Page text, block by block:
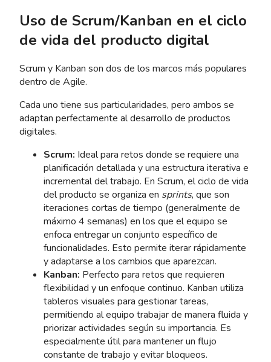
Uso de Scrum/Kanban en el ciclo
de vida del producto digital
Scrum y Kanban son dos de los marcos más populares
dentro de Agile.
Cada uno tiene sus particularidades, pero ambos se
adaptan perfectamente al desarrollo de productos
digitales.
Scrum: Ideal para retos donde se requiere una
planificación detallada y una estructura iterativa e
incremental del trabajo. En Scrum, el ciclo de vida
del producto se organiza en sprints, que son
iteraciones cortas de tiempo (generalmente de
máximo 4 semanas) en los que el equipo se
enfoca entregar un conjunto específico de
funcionalidades. Esto permite iterar rápidamente
y adaptarse a los cambios que aparezcan.
Kanban: Perfecto para retos que requieren
flexibilidad y un enfoque continuo. Kanban utiliza
tableros visuales para gestionar tareas,
permitiendo al equipo trabajar de manera fluida y
priorizar actividades según su importancia. Es
especialmente útil para mantener un flujo
constante de trabajo y evitar bloqueos.